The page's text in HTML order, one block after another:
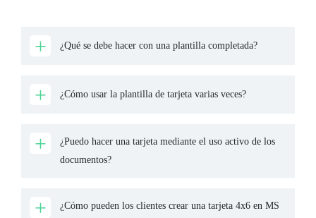
¿Qué se debe hacer con una plantilla completada?
¿Cómo usar la plantilla de tarjeta varias veces?
¿Puedo hacer una tarjeta mediante el uso activo de los
documentos?
¿Cómo pueden los clientes crear una tarjeta 4x6 en MS